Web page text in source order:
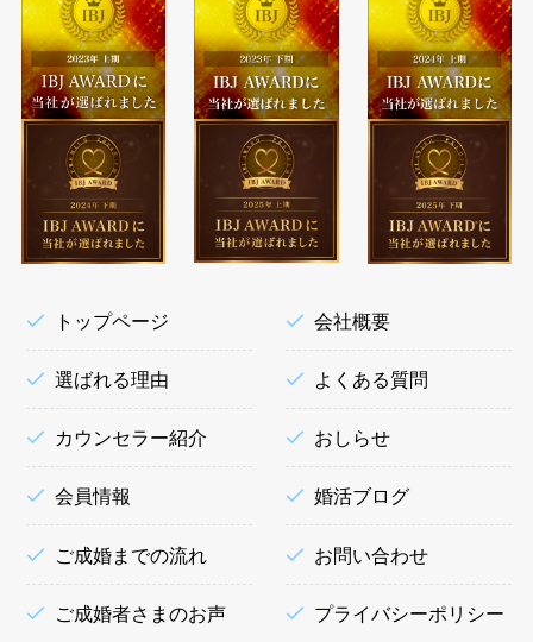
トップページ
選ばれる理由
カウンセラー紹介
会員情報
ご成婚までの流れ
ご成婚者さまのお声
会社概要
よくある質問
おしらせ
婚活ブログ
お問い合わせ
プライバシーポリシー